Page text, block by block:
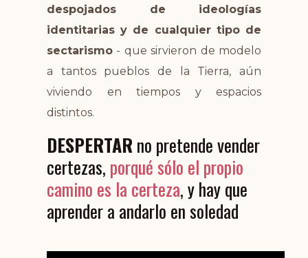
despojados de ideologías
identitarias y de cualquier tipo de
sectarismo - que sirvieron de modelo
a tantos pueblos de la Tierra, aún
viviendo en tiempos y espacios
distintos.
DESPERTARno pretende vender
certezas, porqué sólo el propio
camino es la certeza, y hay que
aprender a andarlo en soledad